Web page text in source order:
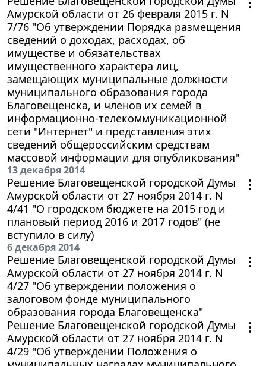
Амурской области от 26 февраля 2015 г. N
7/76 "Об утверждении Порядка размещения
сведений о доходах, расходах, об
имуществе и обязательствах
имущественного характера лиц,
замещающих муниципальные должности
муниципального образования города
Благовещенска, и членов их семей в
информационно-телекоммуникационной
сети "Интернет" и представления этих
сведений общероссийским средствам
массовой информации для опубликования"
13 декабря 2014
Решение Благовещенской городской Думы
Амурской области от 27 ноября 2014 г. N
4/41 "О городском бюджете на 2015 год и
плановый период 2016 и 2017 годов" (не
вступило в силу)
6 декабря 2014
Решение Благовещенской городской Думы
Амурской области от 27 ноября 2014 г. N
4/27 "Об утверждении положения о
залоговом фонде муниципального
образования города Благовещенска"
Решение Благовещенской городской Думы
Амурской области от 27 ноября 2014 г. N
4/29 "Об утверждении Положения о